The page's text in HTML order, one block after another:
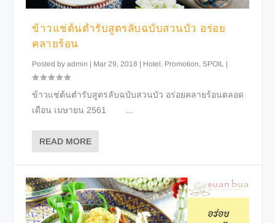
ข้าวแช่ต้นตำรับสูตรลับฉบับสวนบัว อร่อย
คลายร้อน
Posted byadmin | Mar 29, 2018 | Hotel, Promotion,SPOIL |
ข้าวแช่ต้นตำรับสูตรลับฉบับสวนบัว อร่อยคลายร้อนตลอด
เดือน เมษายน 2561 ...
READ MORE